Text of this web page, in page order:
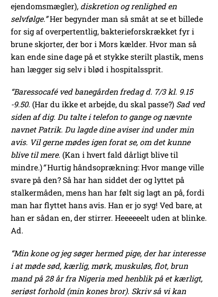
ejendomsmægler), diskretion og renlighed en
selvfølge.”Her begynder man så småt at se et billede
for sig af overpertentlig, bakterieforskrækket fyr i
brune skjorter, der bor i Mors kælder. Hvor man så
kan ende sine dage på et stykke sterilt plastik, mens
han lægger sig selv i blød i hospitalssprit.
“Baressocafé ved banegården fredag d. 7/3 kl. 9.15
-9.50. (Har du ikke et arbejde, du skal passe?) Sad ved
siden af dig. Du talte i telefon to gange og nævnte
navnet Patrik. Du lagde dine aviser ind under min
avis. Vil gerne mødes igen forat se, om det kunne
blive til mere. (Kan i hvert fald dårligt blive til
mindre.)“Hurtig håndsoprækning: Hvor mange ville
svare på den? Så har han siddet der og lyttet på
stalkermåden, mens han har følt sig lagt an på, fordi
man har flyttet hans avis. Han er jo syg! Ved bare, at
han er sådan en, der stirrer. Heeeeeelt uden at blinke.
Ad.
“Min kone og jeg søger hermed pige, der har interesse
i at møde sød, kærlig, mørk, muskuløs, flot, brun
mand på 28 år fra Nigeria med henblik på et kærligt,
seriøst forhold (min kones bror). Skriv så vi kan